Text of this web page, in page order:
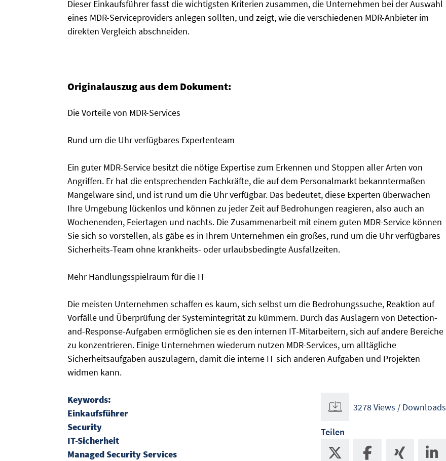
Dieser Einkaufsführer fasst die wichtigsten Kriterien zusammen, die Unternehmen bei der Auswahl
eines MDR-Serviceproviders anlegen sollten, und zeigt, wie die verschiedenen MDR-Anbieter im
direkten Vergleich abschneiden.
Originalauszug aus dem Dokument:
Die Vorteile von MDR-Services
Rund um die Uhr verfügbares Expertenteam
Ein guter MDR-Service besitzt die nötige Expertise zum Erkennen und Stoppen aller Arten von
Angriffen. Er hat die entsprechenden Fachkräfte, die auf dem Personalmarkt bekanntermaßen
Mangelware sind, und ist rund um die Uhr verfügbar. Das bedeutet, diese Experten überwachen
Ihre Umgebung lückenlos und können zu jeder Zeit auf Bedrohungen reagieren, also auch an
Wochenenden, Feiertagen und nachts. Die Zusammenarbeit mit einem guten MDR-Service können
Sie sich so vorstellen, als gäbe es in Ihrem Unternehmen ein großes, rund um die Uhr verfügbares
Sicherheits-Team ohne krankheits- oder urlaubsbedingte Ausfallzeiten.
Mehr Handlungsspielraum für die IT
Die meisten Unternehmen schaffen es kaum, sich selbst um die Bedrohungssuche, Reaktion auf
Vorfälle und Überprüfung der Systemintegrität zu kümmern. Durch das Auslagern von Detection-
and-Response-Aufgaben ermöglichen sie es den internen IT-Mitarbeitern, sich auf andere Bereiche
zu konzentrieren. Einige Unternehmen wiederum nutzen MDR-Services, um alltägliche
Sicherheitsaufgaben auszulagern, damit die interne IT sich anderen Aufgaben und Projekten
widmen kann.
Keywords:
Einkaufsführer
Security
IT-Sicherheit
Managed Security Services
3278 Views / Downloads
Teilen